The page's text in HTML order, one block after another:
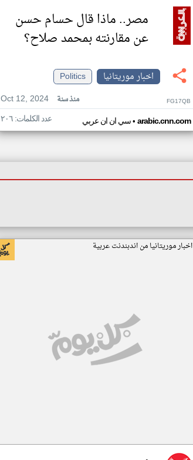
مصر.. ماذا قال حسام حسن
عن مقارنته بمحمد صلاح؟
اخبار موريتانيا
Politics
Oct 12, 2024
منذ سنة FG17QB
سي ان ان عربي• arabic.cnn.com عدد الكلمات: ٢٠٦
اخبار موريتانيا من اندبندنت عربية